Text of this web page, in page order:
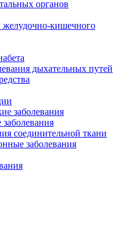
органов
желудочно-кишечного
дыхательных путей
заболевания
соединительной ткани
заболевания